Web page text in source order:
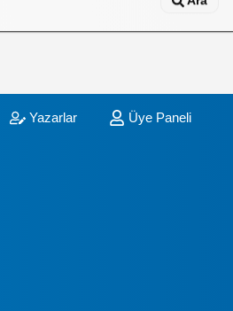
Yazarlar Üye Paneli